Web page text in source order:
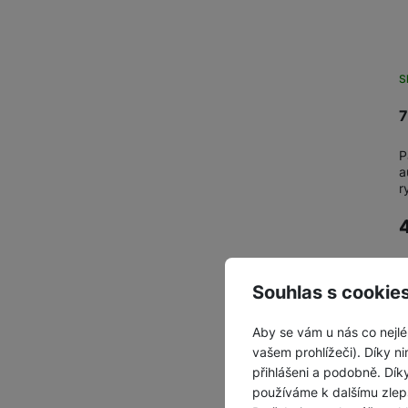
Souhlas s
Aby se vám u nás co
vašem prohlížeči). Díky
přihlášeni a podobně.
používáme k dalšímu